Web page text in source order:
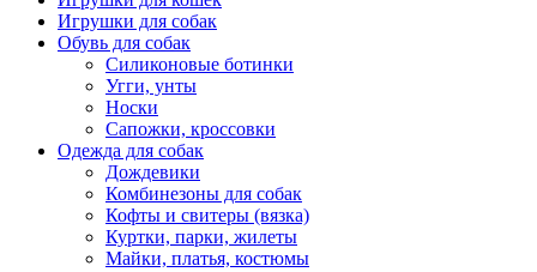
Игрушки для собак
Обувь для собак
Силиконовые ботинки
Угги, унты
Носки
Сапожки, кроссовки
Одежда для собак
Дождевики
Комбинезоны для собак
Кофты и свитеры (вязка)
Куртки, парки, жилеты
Майки, платья, костюмы